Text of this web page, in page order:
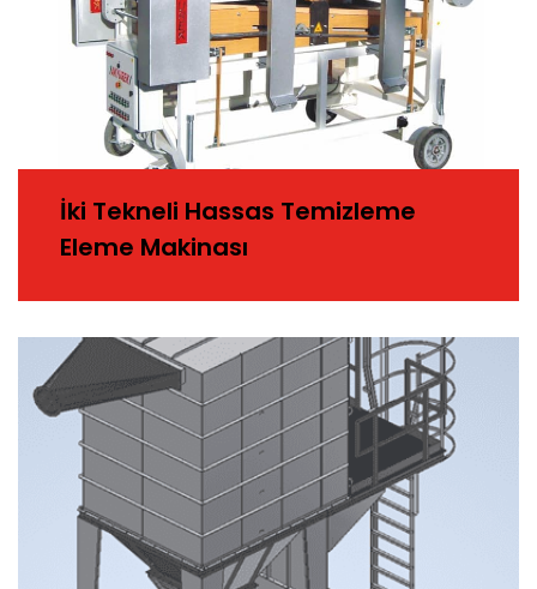
İki Tekneli Hassas Temizleme
Eleme Makinası